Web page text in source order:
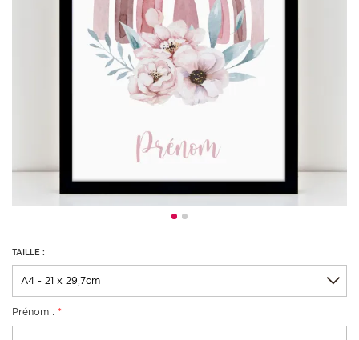
TAILLE :
Prénom : *